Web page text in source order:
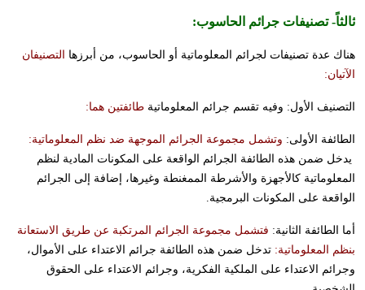
ثالثاً-تصنيفات جرائم الحاسوب:
هناك عدة تصنيفات لجرائم المعلوماتية أو الحاسوب، من أبرزها
التصنيفان
الآتيان:
التصنيف الأول: وفيه تقسم جرائم المعلوماتية طائفتين هما:
الطائفة الأولى: وتشمل مجموعة الجرائم الموجهة ضد نظم المعلوماتية:
يدخل ضمن هذه الطائفة الجرائم الواقعة على المكونات المادية لنظم
المعلوماتية كالأجهزة والأشرطة الممغنطة وغيرها، إضافة إلى الجرائم
الواقعة على المكونات البرمجية.
أما الطائفة الثانية: فتشمل مجموعة الجرائم المرتكبة عن طريق الاستعانة
بنظم المعلوماتية: تدخل ضمن هذه الطائفة جرائم الاعتداء على الأموال،
وجرائم الاعتداء على الملكية الفكرية، وجرائم الاعتداء على الحقوق